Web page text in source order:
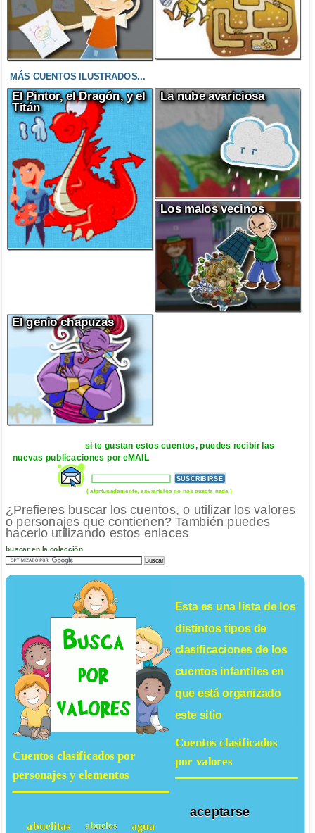
MÁS CUENTOS ILUSTRADOS...
El Pintor, el Dragón, y el
Titán
La nube avariciosa
Los malos vecinos
El genio chapuzas
si te gustan estos cuentos, puedes recibir las
nuevas publicaciones por eMAIL
( afortunadamente, enviártelos no nos cuesta nada )
¿Prefieres buscar los cuentos, o utilizar los valores
o personajes que contienen? También puedes
hacerlo utilizando estos enlaces
buscar en la colección
Esta es una lista de los
distintos tipos de
clasificaciones de los
cuentos infantilesen
que está organizado
este sitio
Cuentos clasificados
por valores
aceptarse
Cuentos clasificados por
personajes y elementos
abuelitas abuelos agua